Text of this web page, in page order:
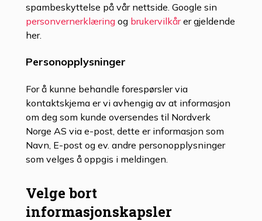
spambeskyttelse på vår nettside. Google sin
personvernerklæring og brukervilkårer gjeldende
her.
Personopplysninger
For å kunne behandle forespørsler via
kontaktskjema er vi avhengig av at informasjon
om deg som kunde oversendes til Nordverk
Norge AS via e-post, dette er informasjon som
Navn, E-post og ev. andre personopplysninger
som velges å oppgis i meldingen.
Velge bort
informasjonskapsler